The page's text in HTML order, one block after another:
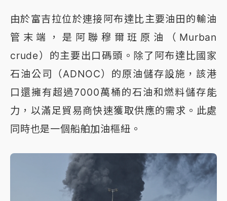
由於富吉拉位於連接阿布達比主要油田的輸油
管末端，是阿聯穆爾班原油（Murban
crude）的主要出口碼頭。除了阿布達比國家
石油公司（ADNOC）的原油儲存設施，該港
口還擁有超過7000萬桶的石油和燃料儲存能
力，以滿足貿易商快速獲取供應的需求。此處
同時也是一個船舶加油樞紐。